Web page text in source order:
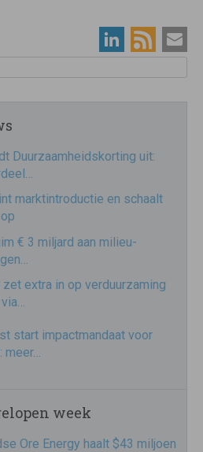
Duurzaamheidskorting uit:
marktintroductie en schaalt
€ 3 miljard aan milieu-
zet extra in op verduurzaming
start impactmandaat voor
week
Ore Energy haalt $43 miljoen